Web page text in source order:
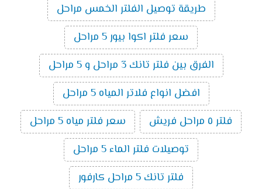
طريقة توصيل الفلتر الخمس مراحل
سعر فلتر اكوا بيور 5 مراحل
الفرق بين فلتر تانك 3 مراحل و 5 مراحل
افضل انواع فلاتر المياه 5 مراحل
فلتر ٥ مراحل فريش
سعر فلتر مياه 5 مراحل
توصيلات فلتر الماء 5 مراحل
فلتر تانك 5 مراحل كارفور